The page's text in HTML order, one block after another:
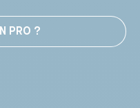
PRO ?